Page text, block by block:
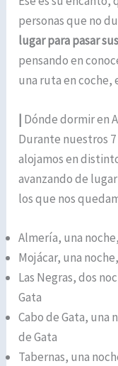
personas que no
lugar para pasar
pensando en
una ruta en coche,
| Dónde dormir en
Durante nuestros
alojamos en
avanzando de
los que nos
Almería, una
Mojácar, una
Las Negras, dos
Gata
Cabo de Gata, una
de Gata
Tabernas, una